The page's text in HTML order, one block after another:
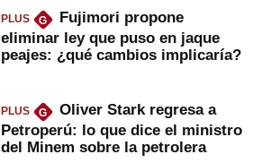
PLUS G
Fujimori propone
eliminar ley que puso en jaque
peajes: ¿qué cambios implicaría?
PLUS G
Oliver Stark regresa a
Petroperú: lo que dice el ministro
del Minem sobre la petrolera